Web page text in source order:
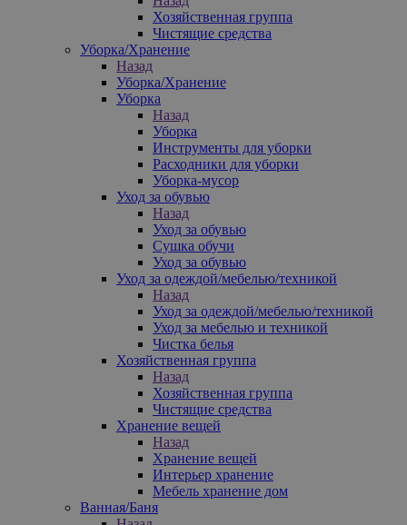
Хозяйственная группа
Чистящие средства
Уборка/Хранение
Назад
Уборка/Хранение
Уборка
Назад
Уборка
Инструменты для уборки
Расходники для уборки
Уборка-мусор
Уход за обувью
Назад
Уход за обувью
Сушка обучи
Уход за обувью
Уход за одеждой/мебелью/техникой
Назад
Уход за одеждой/мебелью/техникой
Уход за мебелью и техникой
Чистка белья
Хозяйственная группа
Назад
Хозяйственная группа
Чистящие средства
Хранение вещей
Назад
Хранение вещей
Интерьер хранение
Мебель хранение дом
Ванная/Баня